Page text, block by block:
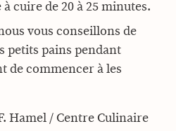
cuire de 20 à 25 minutes.
vous conseillons de
petits pains pendant
de commencer à les
Hamel / Centre Culinaire